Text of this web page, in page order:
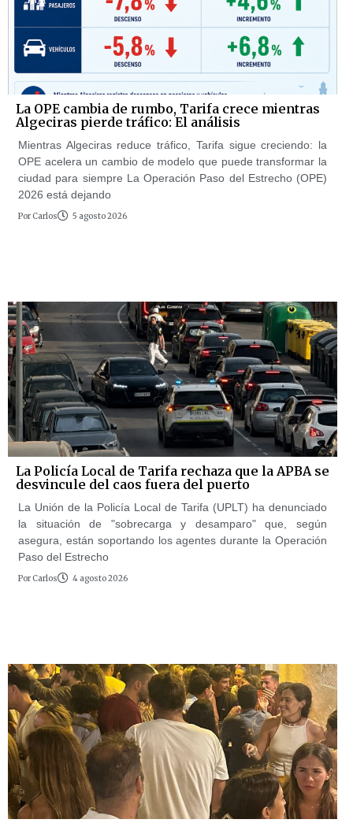
La OPE cambia de rumbo, Tarifa crece mientras
Algeciras pierde tráfico: El análisis
Mientras Algeciras reduce tráfico, Tarifa sigue creciendo: la
OPE acelera un cambio de modelo que puede transformar la
ciudad para siempre La Operación Paso del Estrecho (OPE)
2026 está dejando
Por Carlos 5 agosto 2026
La Policía Local de Tarifa rechaza que la APBA se
desvincule del caos fuera del puerto
La Unión de la Policía Local de Tarifa (UPLT) ha denunciado
la situación de "sobrecarga y desamparo" que, según
asegura, están soportando los agentes durante la Operación
Paso del Estrecho
Por Carlos 4 agosto 2026